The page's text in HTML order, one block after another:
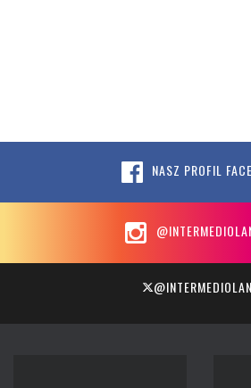
NASZ PROFIL
@INTERMEDIOLAN_